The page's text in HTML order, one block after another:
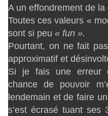
A un effondrement de
Toutes ces valeurs «
sont si peu « fun ».
Pourtant, on ne fait
approximatif et
Si je fais une erreur
chance de pouvoir
lendemain et de faire un
s’est écrasé tuant